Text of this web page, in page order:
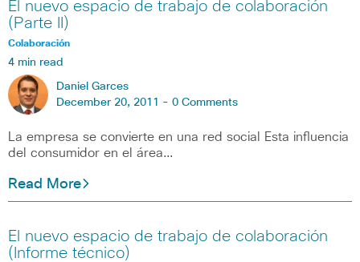
El nuevo espacio de trabajo de colaboración
(Parte II)
Colaboración
4 min read
Daniel Garces
December 20, 2011 - 0 Comments
La empresa se convierte en una red social Esta influencia
del consumidor en el área…
Read More
El nuevo espacio de trabajo de colaboración
(Informe técnico)